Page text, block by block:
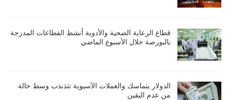
قطاع الرعاية الصحية والأدوية أنشط القطاعات المدرجة
بالبورصة خلال الأسبوع الماضي
الدولار يتماسك والعملات الآسيوية تتذبذب وسط حالة
من عدم اليقين